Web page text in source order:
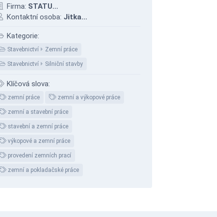
Firma: STATU...
Kontaktní osoba: Jitka...
Kategorie:
Stavebnictví Zemní práce
Stavebnictví Silniční stavby
Klíčová slova:
zemní práce zemní a výkopové práce
zemní a stavební práce
stavební a zemní práce
výkopové a zemní práce
provedení zemních prací
zemní a pokladačské práce